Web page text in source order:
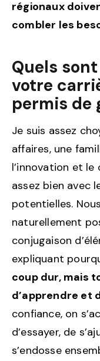
régionaux
combler les
Quels
votre
permis de
Je suis assez
affaires, une
l’innovation et
assez bien avec
potentielles.
naturellement
conjugaison
expliquant
coup dur, mais
d’apprendre et
confiance, on
d’essayer, de
s’endosse